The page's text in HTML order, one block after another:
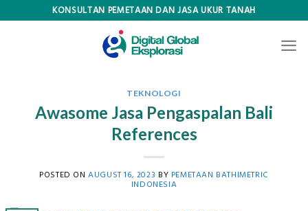
KONSULTAN PEMETAAN DAN JASA UKUR TANAH
TEKNOLOGI
Awasome Jasa Pengaspalan Bali
References
POSTED ONAUGUST 16, 2023 BY PEMETAAN BATHIMETRIC
INDONESIA